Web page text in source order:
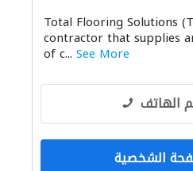
أرضيات الفينيل
Total Flooring Solutions
contractor that supplies
of c... See More
الهاتف
الشخصية